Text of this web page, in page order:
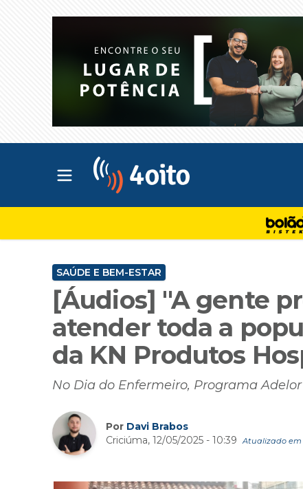
Abrir menu principal
SAÚDE E BEM-ESTAR
[Áudios] "A gente
atender toda a
da KN Produtos
No Dia do Enfermeiro, Programa
Por Davi Brabos
Criciúma, 12/05/2025 - 10:39
Atualizado em